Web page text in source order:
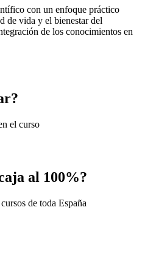
con un enfoque práctico
de vida y el bienestar del
de los conocimientos en
el curso
al 100%?
de toda España